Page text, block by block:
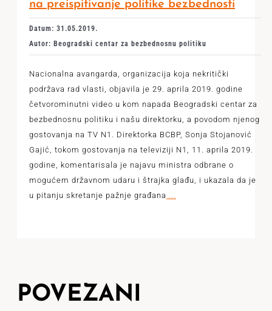
na preispitivanje politike bezbednosti
Datum: 31.05.2019.
Autor: Beogradski centar za bezbednosnu politiku
Nacionalna avangarda, organizacija koja nekritički
podržava rad vlasti, objavila je 29. aprila 2019. godine
četvorominutni video u kom napada Beogradski centar za
bezbednosnu politiku i našu direktorku, a povodom njenog
gostovanja na TV N1. Direktorka BCBP, Sonja Stojanović
Gajić, tokom gostovanja na televiziji N1, 11. aprila 2019.
godine, komentarisala je najavu ministra odbrane o
mogućem državnom udaru i štrajka glađu, i ukazala da je
u pitanju skretanje pažnje građana ...
POVEZANI